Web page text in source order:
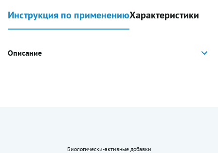
Инструкция по применениюХарактеристики
Описание
Биологически-активные добавки